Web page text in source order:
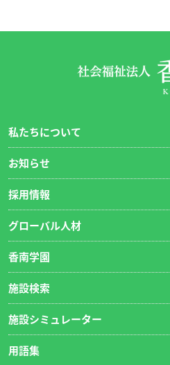
私たちについて
お知らせ
採用情報
グローバル人材
香南学園
施設検索
施設シミュレーター
用語集